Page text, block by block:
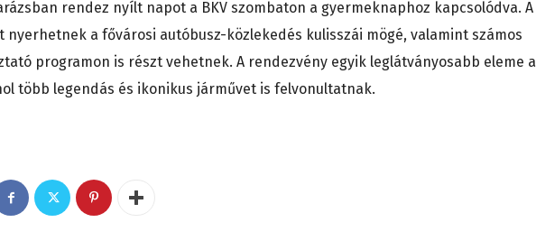
rendez nyílt napot a BKV szombaton a gyermeknaphoz kapcsolódva. A
a fővárosi autóbusz-közlekedés kulisszái mögé, valamint számos
programon is részt vehetnek. A rendezvény egyik leglátványosabb eleme a
több legendás és ikonikus járművet is felvonultatnak.